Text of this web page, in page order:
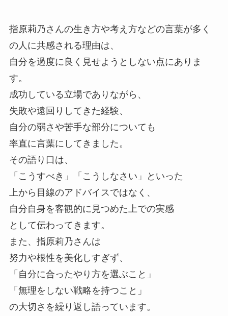
指原莉乃さんの書籍が
Audibleで配信されているかどうかは、時期によっ
て異なります。
Audibleでは、
タレントや著名人によるエッセイや、
生き方・仕事観をテーマにした書籍が
音声化されることも多く、
タイミングによっては
関連作品が配信対象になっている場合がありま
す。
そのため、
「今、聴ける作品があるかどうか」を知りたい場
合は、
Audibleの公式サイトで検索して確認するのがいち
ばん確実です。
検索する際は、
書籍タイトル 著者名 エッセイ・自己啓発などのジ
ャンル
指原莉乃さんの生き方や考え方などの言葉が多く
の人に共感される理由は、
自分を過度に良く見せようとしない点にありま
す。
成功している立場でありながら、
失敗や遠回りしてきた経験、
自分の弱さや苦手な部分についても
率直に言葉にしてきました。
その語り口は、
「こうすべき」「こうしなさい」といった
上から目線のアドバイスではなく、
自分自身を客観的に見つめた上での実感
として伝わってきます。
また、指原莉乃さんは
努力や根性を美化しすぎず、
「自分に合ったやり方を選ぶこと」
「無理をしない戦略を持つこと」
の大切さを繰り返し語っています。